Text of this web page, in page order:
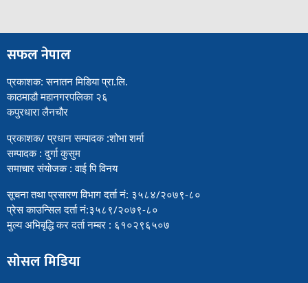
सफल नेपाल
प्रकाशक: सनातन मिडिया प्रा.लि.
काठमाडौ महानगरपलिका २६
कपुरधारा लैनचौर
प्रकाशक/ प्रधान सम्पादक :शोभा शर्मा
सम्पादक : दुर्गा कुसुम
समाचार संयोजक : वाई पि विनय
सूचना तथा प्रसारण विभाग दर्ता नं: ३५८४/२०७९-८०
प्रेस काउन्सिल दर्ता नं:३५८९/२०७९-८०
मुल्य अभिबृद्धि कर दर्ता नम्बर : ६१०२९६५०७
सोसल मिडिया